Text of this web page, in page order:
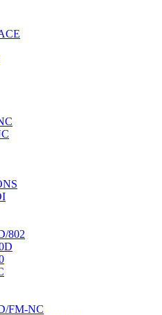
802
FM-NC